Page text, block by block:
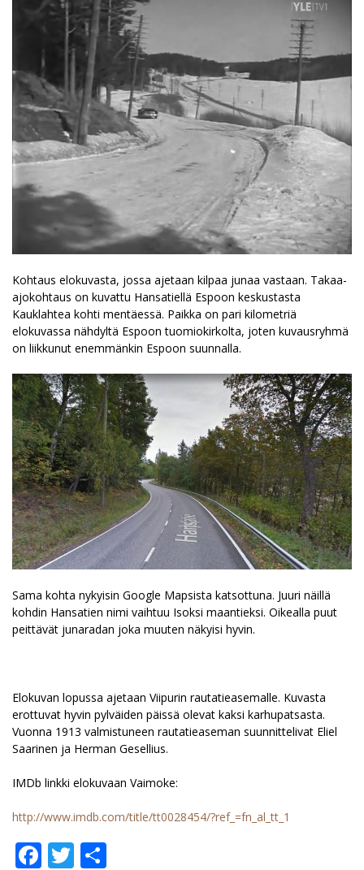
Kohtaus elokuvasta, jossa ajetaan kilpaa junaa vastaan. Takaa-
ajokohtaus on kuvattu Hansatiellä Espoon keskustasta
Kauklahtea kohti mentäessä. Paikka on pari kilometriä
elokuvassa nähdyltä Espoon tuomiokirkolta, joten kuvausryhmä
on liikkunut enemmänkin Espoon suunnalla.
Sama kohta nykyisin Google Mapsista katsottuna. Juuri näillä
kohdin Hansatien nimi vaihtuu Isoksi maantieksi. Oikealla puut
peittävät junaradan joka muuten näkyisi hyvin.
Elokuvan lopussa ajetaan Viipurin rautatieasemalle. Kuvasta
erottuvat hyvin pylväiden päissä olevat kaksi karhupatsasta.
Vuonna 1913 valmistuneen rautatieaseman suunnittelivat Eliel
Saarinen ja Herman Gesellius.
IMDb linkki elokuvaan Vaimoke:
http://www.imdb.com/title/tt0028454/?ref_=fn_al_tt_1
Facebook
Twitter